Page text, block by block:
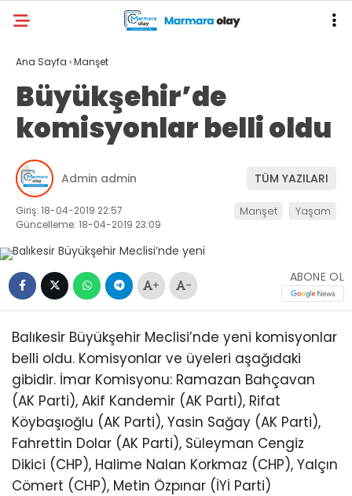
Ana Sayfa ›Manşet
Büyükşehir’de
komisyonlar belli oldu
Admin admin TÜM YAZILARI
Giriş: 18-04-2019 22:57
Güncelleme: 18-04-2019 23:09
Manşet Yaşam
+ -
ABONE OL
Balıkesir Büyükşehir Meclisi’nde yeni komisyonlar
belli oldu. Komisyonlar ve üyeleri aşağıdaki
gibidir. İmar Komisyonu: Ramazan Bahçavan
(AK Parti), Akif Kandemir (AK Parti), Rifat
Köybaşıoğlu (AK Parti), Yasin Sağay (AK Parti),
Fahrettin Dolar (AK Parti), Süleyman Cengiz
Dikici (CHP), Halime Nalan Korkmaz (CHP), Yalçın
Cömert (CHP), Metin Özpınar (İYİ Parti)